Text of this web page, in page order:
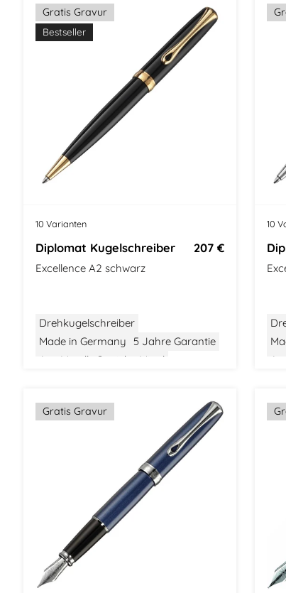
Gratis Gravur
Bestseller
10 Varianten
Diplomat Kugelschreiber 207 €
Excellence A2 schwarz
Drehkugelschreiber
Made in Germany
5 Jahre Garantie
Aus Metall
Gewicht: Mittel
10
Gratis Gravur